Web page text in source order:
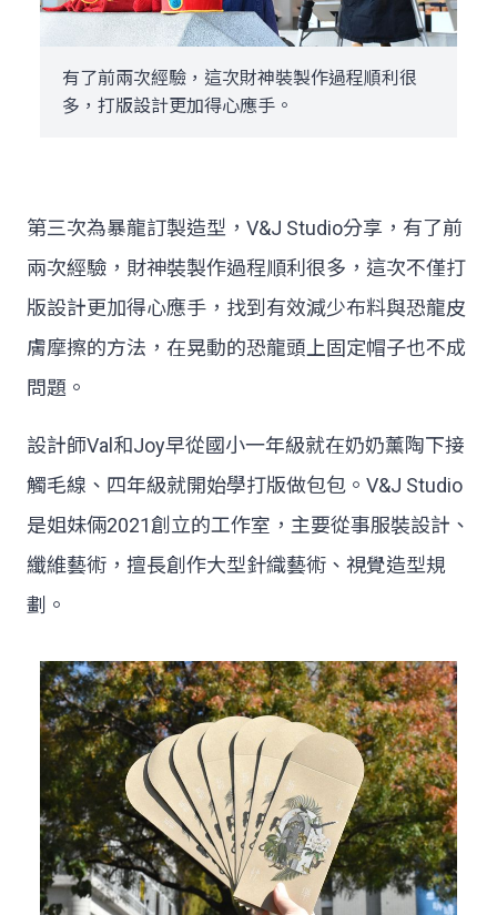
有了前兩次經驗，這次財神裝製作過程順利很
多，打版設計更加得心應手。
第三次為暴龍訂製造型，V&J Studio分享，有了前
兩次經驗，財神裝製作過程順利很多，這次不僅打
版設計更加得心應手，找到有效減少布料與恐龍皮
膚摩擦的方法，在晃動的恐龍頭上固定帽子也不成
問題。
設計師Val和Joy早從國小一年級就在奶奶薰陶下接
觸毛線、四年級就開始學打版做包包。V&J Studio
是姐妹倆2021創立的工作室，主要從事服裝設計、
纖維藝術，擅長創作大型針織藝術、視覺造型規
劃。